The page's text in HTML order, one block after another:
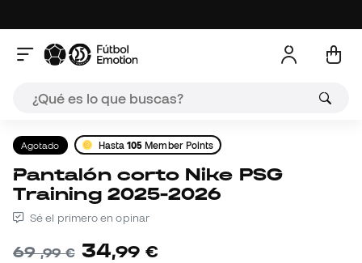
Agotado Hasta105 Member Points
Pantalón corto Nike PSG
Training 2025-2026
Sé el primero en opinar
69,99 € 34,99 €